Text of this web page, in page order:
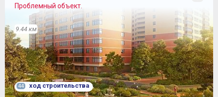
Проблемный объект.
9.44 км
44 ход строительства